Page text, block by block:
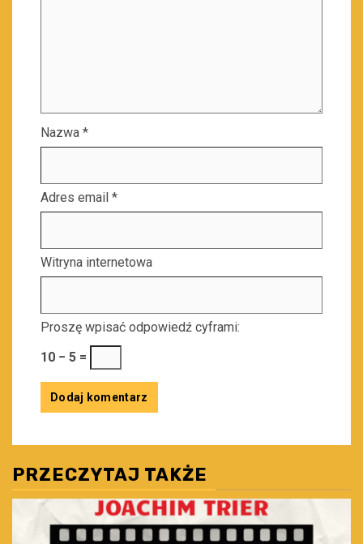
Nazwa *
Adres email *
Witryna internetowa
Proszę wpisać odpowiedź cyframi:
10 − 5 =
PRZECZYTAJ TAKŻE